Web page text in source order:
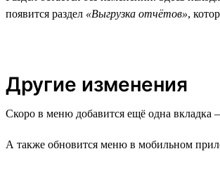
появится раздел «Выгрузка отчётов»,
Другие изменения
Скоро в меню добавится ещё одна вкладка
А также обновится меню в мобильном